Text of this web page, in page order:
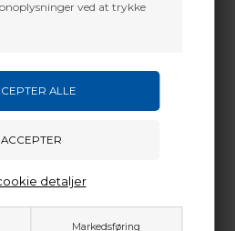
ved at trykke
Markedsføring
detaljer
types
sleeve included